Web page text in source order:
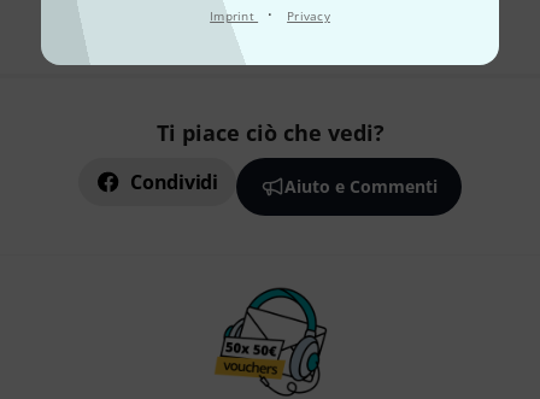
Imprint · Privacy
Ti piace ciò che vedi?
Condividi Aiuto e Commenti